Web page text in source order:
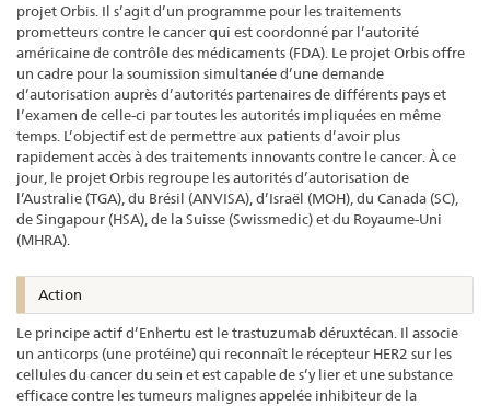
projet Orbis. Il s’agit d’un programme pour les traitements
prometteurs contre le cancer qui est coordonné par l’autorité
américaine de contrôle des médicaments (FDA). Le projet Orbis offre
un cadre pour la soumission simultanée d’une demande
d’autorisation auprès d’autorités partenaires de différents pays et
l’examen de celle-ci par toutes les autorités impliquées en même
temps. L’objectif est de permettre aux patients d’avoir plus
rapidement accès à des traitements innovants contre le cancer. À ce
jour, le projet Orbis regroupe les autorités d’autorisation de
l’Australie (TGA), du Brésil (ANVISA), d’Israël (MOH), du Canada (SC),
de Singapour (HSA), de la Suisse (Swissmedic) et du Royaume-Uni
(MHRA).
Action
Le principe actif d’Enhertu est le trastuzumab déruxtécan. Il associe
un anticorps (une protéine) qui reconnaît le récepteur HER2 sur les
cellules du cancer du sein et est capable de s’y lier et une substance
efficace contre les tumeurs malignes appelée inhibiteur de la